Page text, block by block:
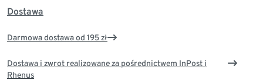
Dostawa
Darmowa dostawa od 195 zł
Dostawa i zwrot realizowane za pośrednictwem InPost i
Rhenus